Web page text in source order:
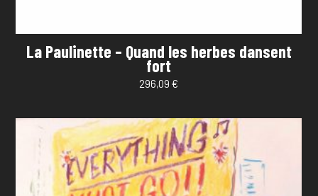
La Paulinette – Quand les herbes dansent
fort
296,09 €